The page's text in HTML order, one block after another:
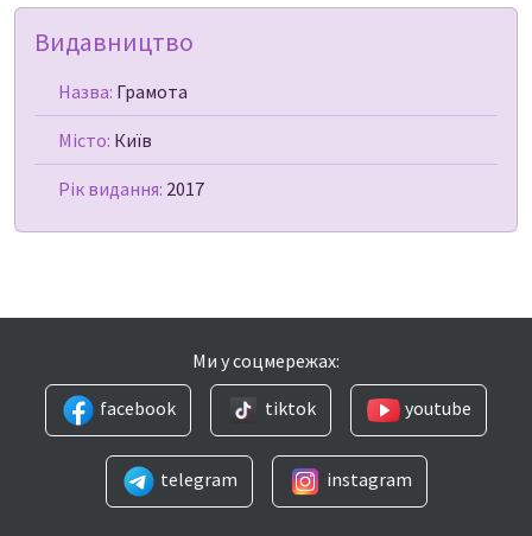
Видавництво
Назва: Грамота
Місто: Київ
Рік видання: 2017
Ми у соцмережах:
facebook
tiktok youtube
telegram instagram